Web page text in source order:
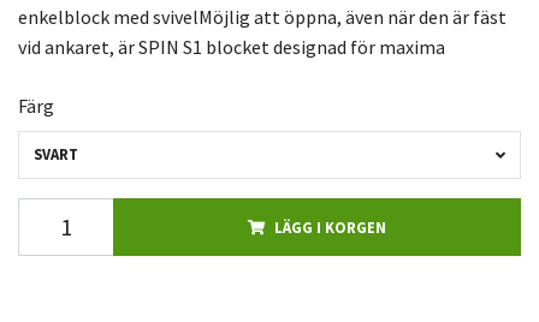
enkelblock med svivelMöjlig att öppna, även när den är fäst
vid ankaret, är SPIN S1 blocket designad för maxima
Färg
SVART
LÄGG I KORGEN